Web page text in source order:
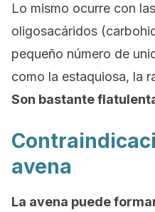
Lo mismo ocurre con las
oligosacáridos
pequeño número de
como la estaquiosa, la
Son bastante
avena
La avena puede